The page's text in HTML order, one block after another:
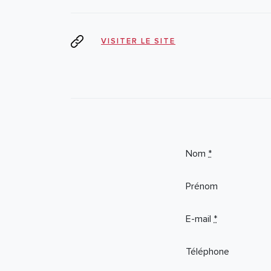
VISITER LE SITE
If you
ignore
field
Nom *
Prénom
E-mail *
Téléphone